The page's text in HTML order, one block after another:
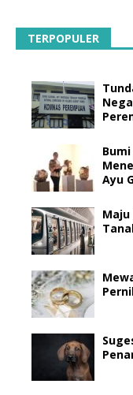
TERPOPULER
Ayu
Maju